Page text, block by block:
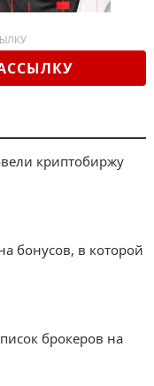
криптобиржу
бонусов, в которой
брокеров на